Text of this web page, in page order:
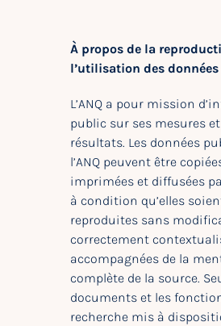
À propos de la
l’utilisation des données
L’ANQ a pour mission
public sur ses mesures
résultats. Les données
l’ANQ peuvent être
imprimées et diffusées
à condition qu’elles
reproduites sans
correctement
accompagnées de la
complète de la source.
documents et les
recherche mis à